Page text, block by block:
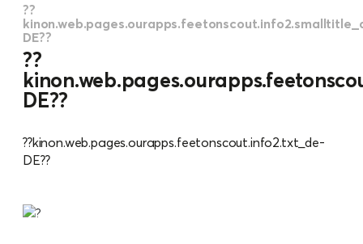
??
DE??
??
DE??
??kinon.web.pages.ourapps.feetonscout.info2.txt_de-
DE??